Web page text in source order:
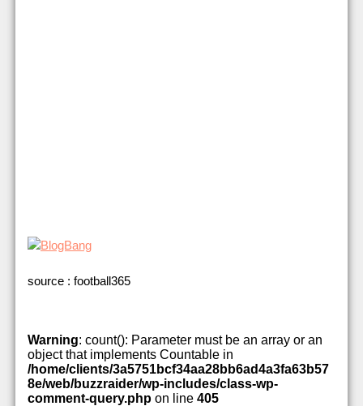
source : football365
Warning: count(): Parameter must be an array or an
object that implements Countable in
/home/clients/3a5751bcf34aa28bb6ad4a3fa63b57
8e/web/buzzraider/wp-includes/class-wp-
comment-query.php on line 405